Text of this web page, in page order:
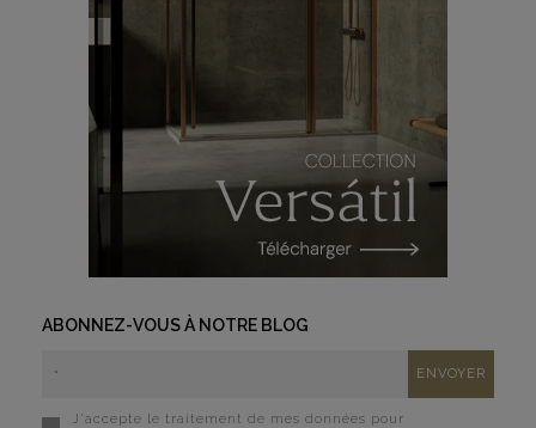
ABONNEZ-VOUS À NOTRE BLOG
J'accepte le traitement de mes données pour